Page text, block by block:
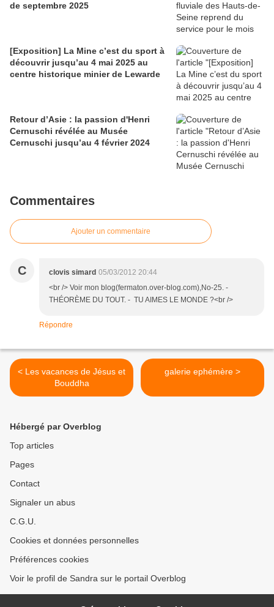
de septembre 2025
[Exposition] La Mine c’est du sport à
découvrir jusqu’au 4 mai 2025 au
centre historique minier de Lewarde
Retour d’Asie : la passion d'Henri
Cernuschi révélée au Musée
Cernuschi jusqu’au 4 février 2024
Commentaires
Ajouter un commentaire
C clovis simard 05/03/2012 20:44
<br /> Voir mon blog(fermaton.over-blog.com),No-25. -
THÉORÈME DU TOUT. - TU AIMES LE MONDE ?<br />
Répondre
< Les vacances de Jésus et
Bouddha
galerie ephémère >
Hébergé par Overblog
Top articles
Pages
Contact
Signaler un abus
C.G.U.
Cookies et données personnelles
Préférences cookies
Voir le profil de Sandra sur le portail Overblog